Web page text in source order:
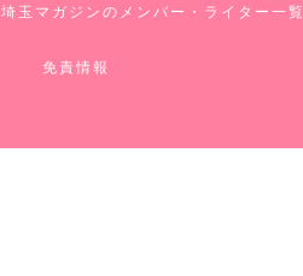
埼玉マガジンのメンバー・ライター一覧
免責情報